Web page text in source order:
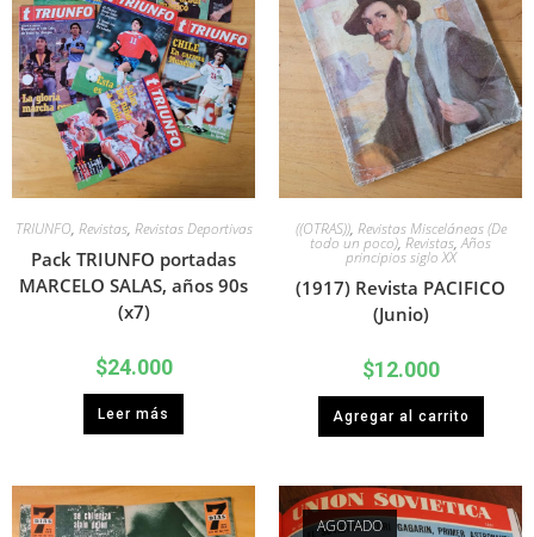
TRIUNFO, Revistas, Revistas Deportivas
Pack TRIUNFO portadas
MARCELO SALAS, años 90s
(x7)
$24.000
Leer más
((OTRAS)), Revistas Misceláneas (De
todo un poco), Revistas,Años
principios siglo XX
(1917) Revista PACIFICO
(Junio)
$12.000
Agregar al carrito
AGOTADO